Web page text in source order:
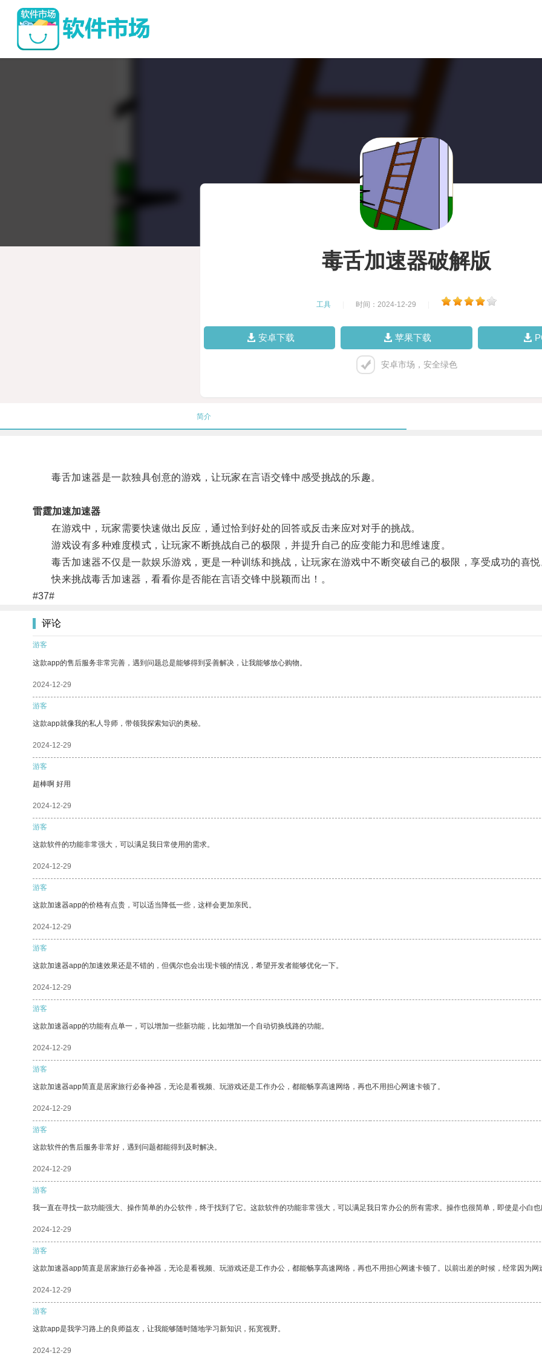
毒舌加速器破解版
工具 时间：2024-12-29
安卓下载 苹果下载
安卓市场，安全绿色
简介
毒舌加速器是一款独具创意的游戏，让玩家在言语交锋中感受挑战的乐趣。
雷霆加速加速器
在游戏中，玩家需要快速做出反应，通过恰到好处的回答或反击来应对对手的挑战。
游戏设有多种难度模式，让玩家不断挑战自己的极限，并提升自己的应变能力和思维速度。
毒舌加速器不仅是一款娱乐游戏，更是一种训练和挑战，让玩家在游戏中不断突破自己的极限，享受成功的喜悦
快来挑战毒舌加速器，看看你是否能在言语交锋中脱颖而出！。
#37#
评论
游客
这款app的售后服务非常完善，遇到问题总是能够得到妥善解决，让我能够放心购物。
2024-12-29
游客
这款app就像我的私人导师，带领我探索知识的奥秘。
2024-12-29
游客
超棒啊 好用
2024-12-29
游客
这款软件的功能非常强大，可以满足我日常使用的需求。
2024-12-29
游客
这款加速器app的价格有点贵，可以适当降低一些，这样会更加亲民。
2024-12-29
游客
这款加速器app的加速效果还是不错的，但偶尔也会出现卡顿的情况，希望开发者能够优化一下。
2024-12-29
游客
这款加速器app的功能有点单一，可以增加一些新功能，比如增加一个自动切换线路的功能。
2024-12-29
游客
这款加速器app简直是居家旅行必备神器，无论是看视频、玩游戏还是工作办公，都能畅享高速网络，再也不用担心网速卡顿了。
2024-12-29
游客
这款软件的售后服务非常好，遇到问题都能得到及时解决。
2024-12-29
游客
我一直在寻找一款功能强大、操作简单的办公软件，终于找到了它。这款软件的功能非常强大，可以满足我日常办公的所有需求。操作也很简单，即使是小白也
2024-12-29
游客
这款加速器app简直是居家旅行必备神器，无论是看视频、玩游戏还是工作办公，都能畅享高速网络，再也不用担心网速卡顿了。以前出差的时候，经常因为
2024-12-29
游客
这款app是我学习路上的良师益友，让我能够随时随地学习新知识，拓宽视野。
2024-12-29